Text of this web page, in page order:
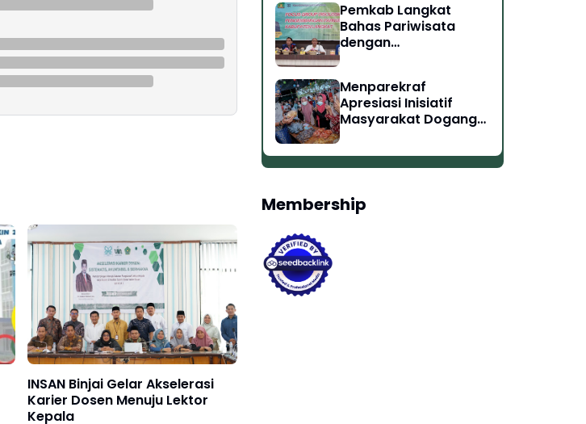
INSAN Binjai Gelar Akselerasi
Karier Dosen Menuju Lektor
Kepala
Dunia di Bukit Lawang
hingga Tangkahan
Pemkab Langkat
Bahas Pariwisata
dengan
Menparekraf
Apresiasi Inisiatif
Masyarakat Dogang
Ciptakan Peluang
Kerja
Membership